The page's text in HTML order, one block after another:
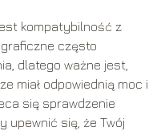
kompatybilność z
często
dlatego ważne jest,
miał odpowiednią moc i
się sprawdzenie
upewnić się, że Twój